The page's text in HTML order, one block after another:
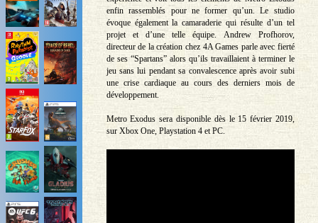
enfin rassemblés pour ne former qu’un. Le studio
évoque également la camaraderie qui résulte d’un tel
projet et d’une telle équipe. Andrew Profhorov,
directeur de la création chez 4A Games parle avec fierté
de ses “Spartans” alors qu’ils travaillaient à terminer le
jeu sans lui pendant sa convalescence après avoir subi
une crise cardiaque au cours des derniers mois de
développement.
Metro Exodus sera disponible dès le 15 février 2019,
sur Xbox One, Playstation 4 et PC.